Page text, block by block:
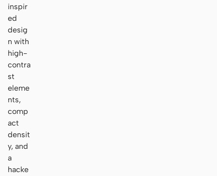
inspir
ed
desig
n with
high-
contra
st
eleme
nts,
comp
act
densit
y, and
a
hacke